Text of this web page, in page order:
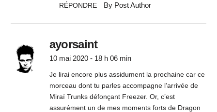
RÉPONDRE By Post Author
ayorsaint
10 mai 2020 - 18 h 06 min
Je lirai encore plus assidument la prochaine car ce
morceau dont tu parles accompagne l’arrivée de
Miraï Trunks défonçant Freezer. Or, c’est
assurément un de mes moments forts de Dragon